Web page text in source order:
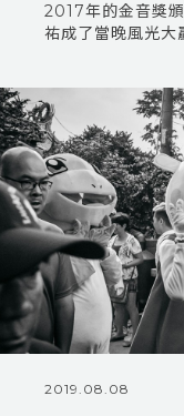
2017年的金音獎
祐成了當晚風光大
2019.08.08